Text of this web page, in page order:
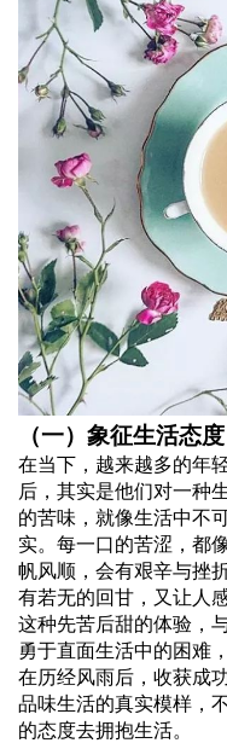
（一）象征生活态度
在当下，越来越多的年
后，其实是他们对一种
的苦味，就像生活中不
实。每一口的苦涩，都
帆风顺，会有艰辛与挫
有若无的回甘，又让人
这种先苦后甜的体验，
勇于直面生活中的困难
在历经风雨后，收获成
品味生活的真实模样，
的态度去拥抱生活。